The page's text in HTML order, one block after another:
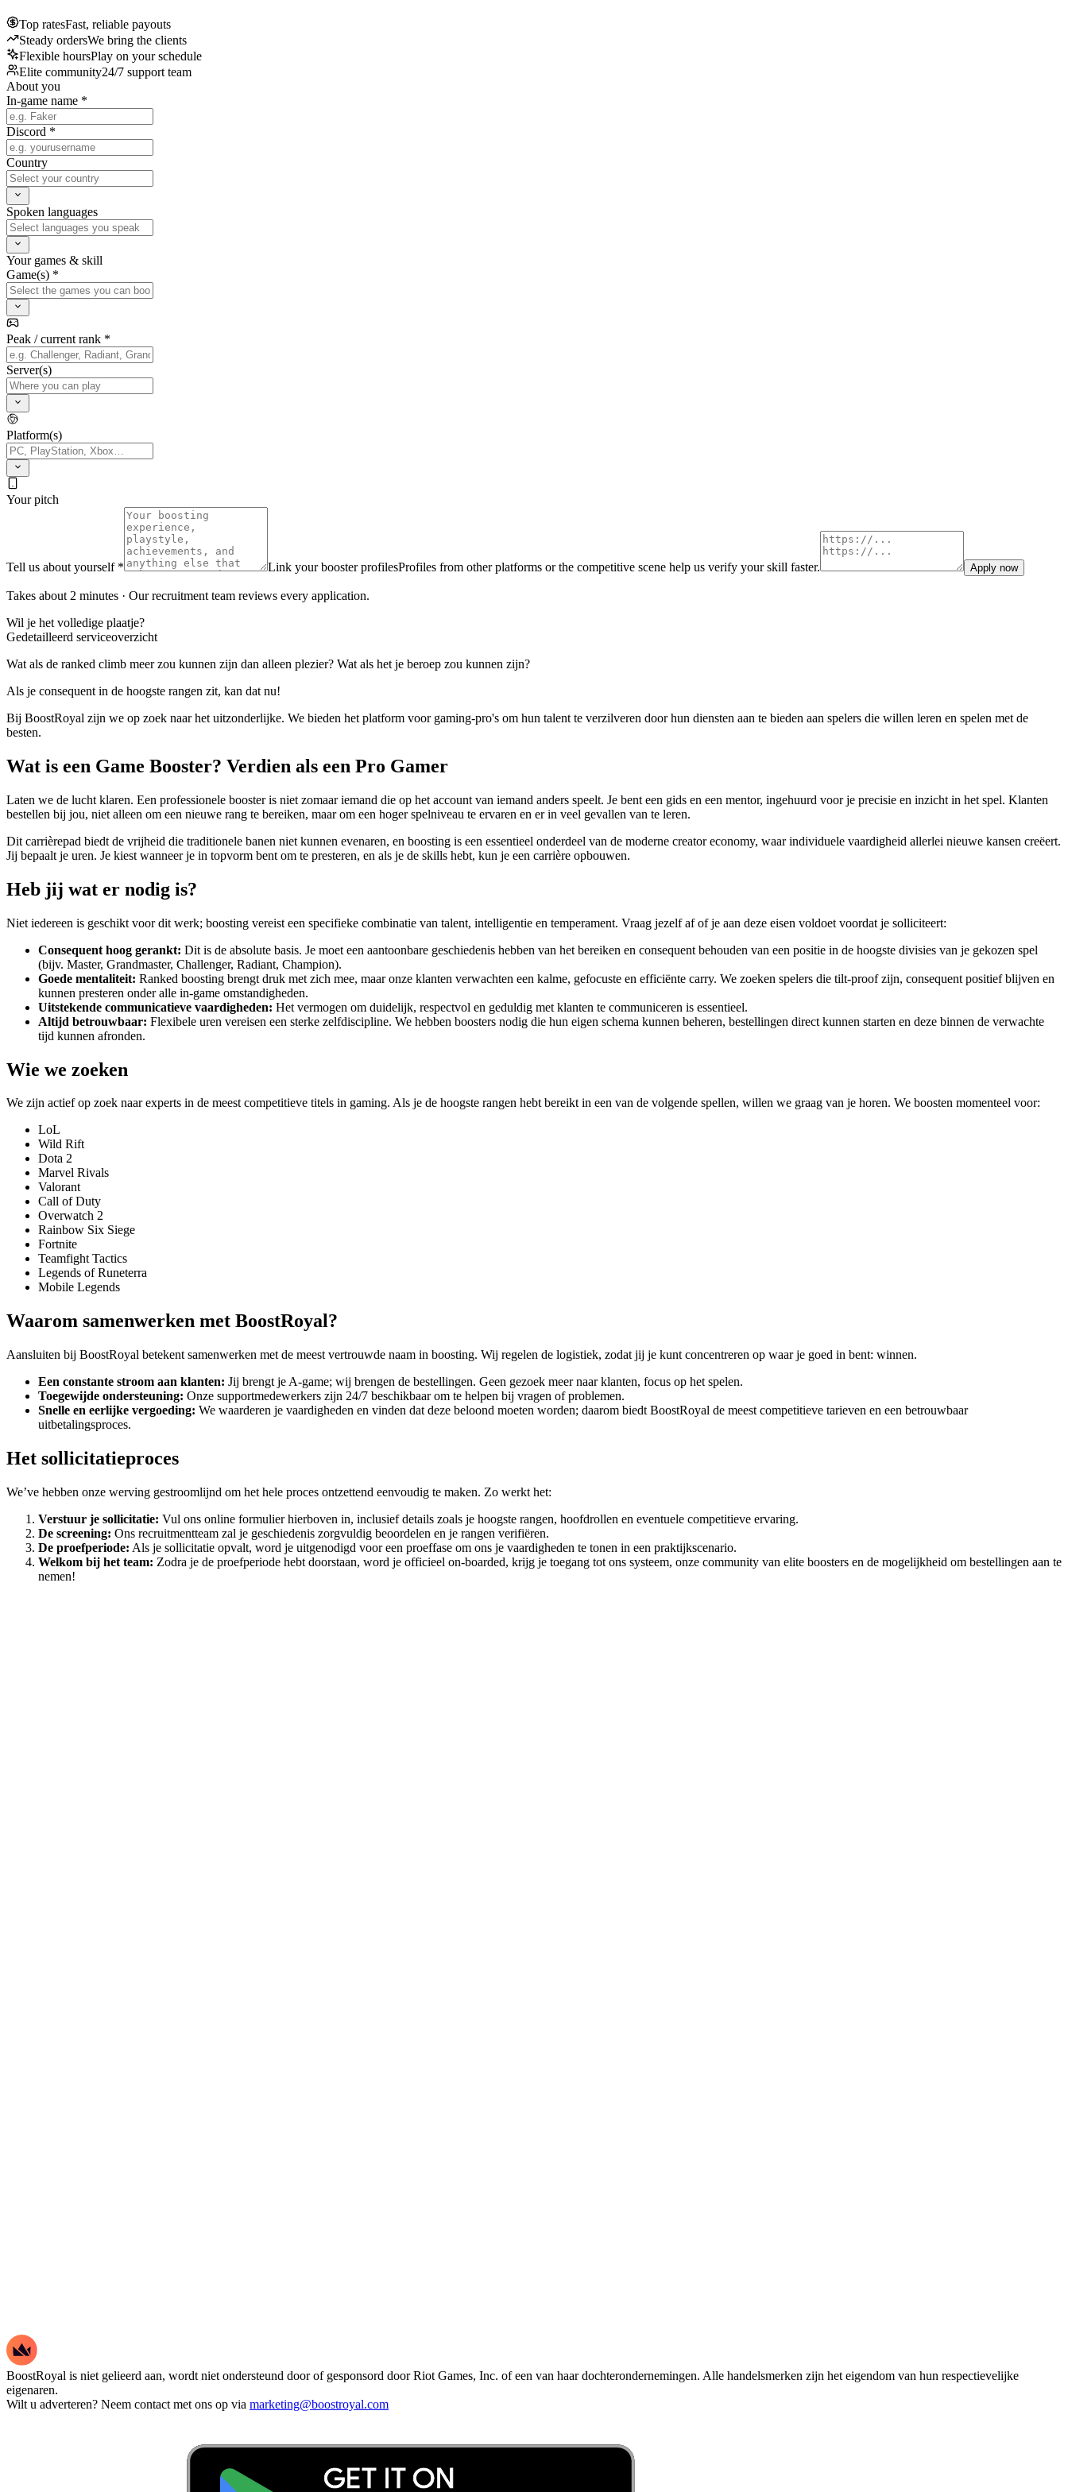
Top ratesFast, reliable payouts
Steady ordersWe bring the clients
Flexible hoursPlay on your schedule
Elite community24/7 support team
About you
In-game name *
Discord *
Country
Spoken languages
Your games & skill
Game(s) *
Peak / current rank *
Server(s)
Platform(s)
Your pitch
Tell us about yourself * Link your booster profilesProfiles from other platforms or the competitive scene help us verify your skill faster. Apply now
Takes about 2 minutes · Our recruitment team reviews every application.
Wil je het volledige plaatje?
Gedetailleerd serviceoverzicht
Wat als de ranked climb meer zou kunnen zijn dan alleen plezier? Wat als het je beroep zou kunnen zijn?
Als je consequent in de hoogste rangen zit, kan dat nu!
Bij BoostRoyal zijn we op zoek naar het uitzonderlijke. We bieden het platform voor gaming-pro's om hun talent te verzilveren door hun diensten aan te bieden aan spelers die willen leren en spelen met de
besten.
Wat is een Game Booster? Verdien als een Pro Gamer
Laten we de lucht klaren. Een professionele booster is niet zomaar iemand die op het account van iemand anders speelt. Je bent een gids en een mentor, ingehuurd voor je precisie en inzicht in het spel. Klanten
bestellen bij jou, niet alleen om een nieuwe rang te bereiken, maar om een hoger spelniveau te ervaren en er in veel gevallen van te leren.
Dit carrièrepad biedt de vrijheid die traditionele banen niet kunnen evenaren, en boosting is een essentieel onderdeel van de moderne creator economy, waar individuele vaardigheid allerlei nieuwe kansen creëert.
Jij bepaalt je uren. Je kiest wanneer je in topvorm bent om te presteren, en als je de skills hebt, kun je een carrière opbouwen.
Heb jij wat er nodig is?
Niet iedereen is geschikt voor dit werk; boosting vereist een specifieke combinatie van talent, intelligentie en temperament. Vraag jezelf af of je aan deze eisen voldoet voordat je solliciteert:
Consequent hoog gerankt: Dit is de absolute basis. Je moet een aantoonbare geschiedenis hebben van het bereiken en consequent behouden van een positie in de hoogste divisies van je gekozen spel
(bijv. Master, Grandmaster, Challenger, Radiant, Champion).
Goede mentaliteit: Ranked boosting brengt druk met zich mee, maar onze klanten verwachten een kalme, gefocuste en efficiënte carry. We zoeken spelers die tilt-proof zijn, consequent positief blijven en
kunnen presteren onder alle in-game omstandigheden.
Uitstekende communicatieve vaardigheden: Het vermogen om duidelijk, respectvol en geduldig met klanten te communiceren is essentieel.
Altijd betrouwbaar: Flexibele uren vereisen een sterke zelfdiscipline. We hebben boosters nodig die hun eigen schema kunnen beheren, bestellingen direct kunnen starten en deze binnen de verwachte
tijd kunnen afronden.
Wie we zoeken
We zijn actief op zoek naar experts in de meest competitieve titels in gaming. Als je de hoogste rangen hebt bereikt in een van de volgende spellen, willen we graag van je horen. We boosten momenteel voor:
LoL
Wild Rift
Dota 2
Marvel Rivals
Valorant
Call of Duty
Overwatch 2
Rainbow Six Siege
Fortnite
Teamfight Tactics
Legends of Runeterra
Mobile Legends
Waarom samenwerken met BoostRoyal?
Aansluiten bij BoostRoyal betekent samenwerken met de meest vertrouwde naam in boosting. Wij regelen de logistiek, zodat jij je kunt concentreren op waar je goed in bent: winnen.
Een constante stroom aan klanten: Jij brengt je A-game; wij brengen de bestellingen. Geen gezoek meer naar klanten, focus op het spelen.
Toegewijde ondersteuning: Onze supportmedewerkers zijn 24/7 beschikbaar om te helpen bij vragen of problemen.
Snelle en eerlijke vergoeding: We waarderen je vaardigheden en vinden dat deze beloond moeten worden; daarom biedt BoostRoyal de meest competitieve tarieven en een betrouwbaar
uitbetalingsproces.
Het sollicitatieproces
We’ve hebben onze werving gestroomlijnd om het hele proces ontzettend eenvoudig te maken. Zo werkt het:
Verstuur je sollicitatie: Vul ons online formulier hierboven in, inclusief details zoals je hoogste rangen, hoofdrollen en eventuele competitieve ervaring.
De screening: Ons recruitmentteam zal je geschiedenis zorgvuldig beoordelen en je rangen verifiëren.
De proefperiode: Als je sollicitatie opvalt, word je uitgenodigd voor een proeffase om ons je vaardigheden te tonen in een praktijkscenario.
Welkom bij het team: Zodra je de proefperiode hebt doorstaan, word je officieel on-boarded, krijg je toegang tot ons systeem, onze community van elite boosters en de mogelijkheid om bestellingen aan te
nemen!
BoostRoyal is niet gelieerd aan, wordt niet ondersteund door of gesponsord door Riot Games, Inc. of een van haar dochterondernemingen. Alle handelsmerken zijn het eigendom van hun respectievelijke
eigenaren.
Wilt u adverteren? Neem contact met ons op via marketing@boostroyal.com